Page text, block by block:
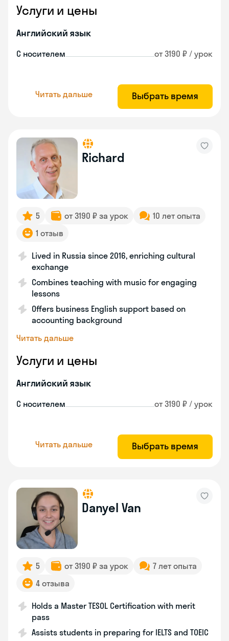
Услуги и цены
Английский язык
С носителем от 3190 ₽ / урок
Читать дальше Выбрать время
Richard
5 от 3190 ₽ за урок
10 лет опыта
1 отзыв
Lived in Russia since 2016, enriching cultural
exchange
Combines teaching with music for engaging
lessons
Offers business English support based on
accounting background
Читать дальше
Услуги и цены
Английский язык
С носителем от 3190 ₽ / урок
Читать дальше Выбрать время
Danyel Van
5 от 3190 ₽ за урок
7 лет опыта
4 отзыва
Holds a Master TESOL Certification with merit
pass
Assists students in preparing for IELTS and TOEIC